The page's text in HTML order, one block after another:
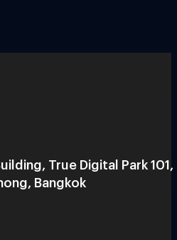
True Digital Park 101,
Bangkok